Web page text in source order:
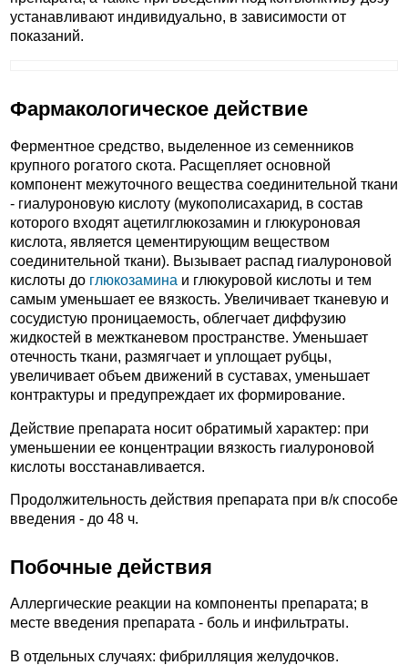
устанавливают индивидуально, в зависимости от
показаний.
Фармакологическое действие
Ферментное средство, выделенное из семенников
крупного рогатого скота. Расщепляет основной
компонент межуточного вещества соединительной ткани
- гиалуроновую кислоту (мукополисахарид, в состав
которого входят ацетилглюкозамин и глюкуроновая
кислота, является цементирующим веществом
соединительной ткани). Вызывает распад гиалуроновой
кислоты до глюкозамина и глюкуровой кислоты и тем
самым уменьшает ее вязкость. Увеличивает тканевую и
сосудистую проницаемость, облегчает диффузию
жидкостей в межтканевом пространстве. Уменьшает
отечность ткани, размягчает и уплощает рубцы,
увеличивает объем движений в суставах, уменьшает
контрактуры и предупреждает их формирование.
Действие препарата носит обратимый характер: при
уменьшении ее концентрации вязкость гиалуроновой
кислоты восстанавливается.
Продолжительность действия препарата при в/к способе
введения - до 48 ч.
Побочные действия
Аллергические реакции на компоненты препарата; в
месте введения препарата - боль и инфильтраты.
В отдельных случаях: фибрилляция желудочков.